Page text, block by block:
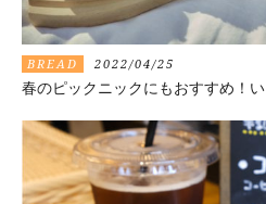
BREAD 2022/04/25
春のピックニックにもおすすめ！